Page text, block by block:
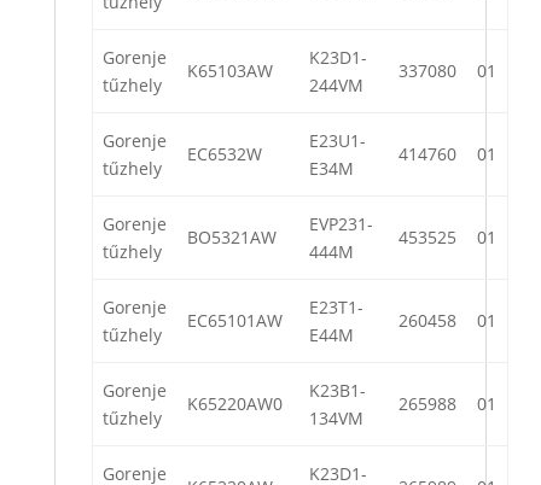
Gorenje
tűzhely
K65103AW
K23D1-
244VM
337080 01
Gorenje
tűzhely
EC6532W
E23U1-
E34M
414760 01
Gorenje
tűzhely
BO5321AW
EVP231-
444M
453525 01
Gorenje
tűzhely
EC65101AW
E23T1-
E44M
260458 01
Gorenje
tűzhely
K65220AW0
K23B1-
134VM
265988 01
Gorenje K23D1-